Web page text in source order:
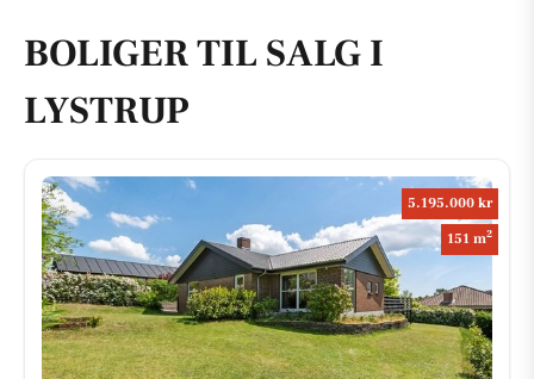
BOLIGER TIL SALG I
LYSTRUP
5.195.000 kr
151 m2